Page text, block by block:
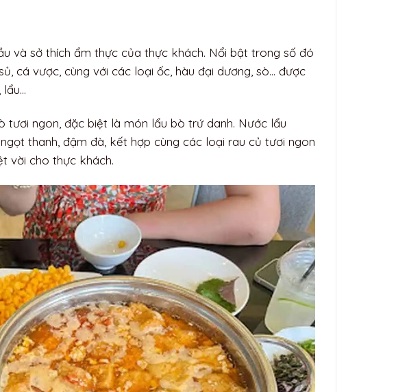
và sở thích ẩm thực của thực khách. Nổi bật trong số đó
cá vược, cùng với các loại ốc, hàu đại dương, sò… được
lẩu…
tươi ngon, đặc biệt là món lẩu bò trứ danh. Nước lẩu
thanh, đậm đà, kết hợp cùng các loại rau củ tươi ngon
vời cho thực khách.